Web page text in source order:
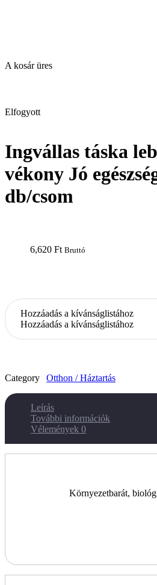
A kosár üres
Ingvállas táska
vékony Jó
db/csom
6,620 Ft Bruttó
Elfogyott
Hozzáadás a kívánságlistához
Hozzáadás a kívánságlistához
Category Otthon / Háztartás
Leírás
További információk
Vélemények 0
Környezetbarát,